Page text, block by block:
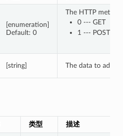
[enumeration]
Default: 0
The HTTP
0 --- GET
1 --- POST
[string] The data to add
类型 描述